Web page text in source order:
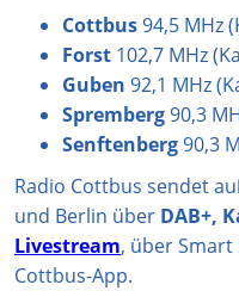
Cottbus94,5 MHz
Forst 102,7 MHz
Guben 92,1 MHz
Spremberg90,3
Senftenberg90,3
Radio Cottbus sendet
und Berlin über DAB+,
Livestream, über Smart
Cottbus-App.